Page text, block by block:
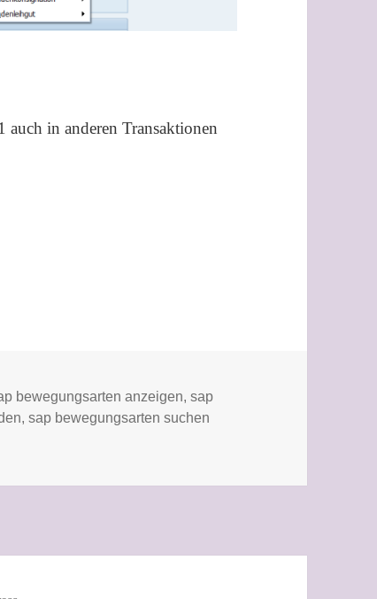
in anderen Transaktionen
bewegungsarten anzeigen,sap
,sap bewegungsarten suchen